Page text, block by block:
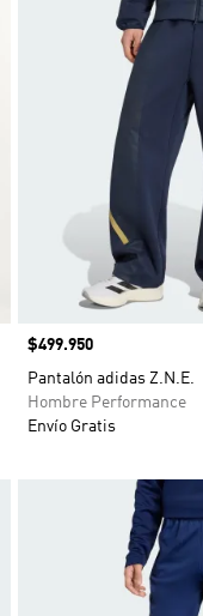
Precio
$499.950
Pantalón adidas Z.N.E.
Hombre Performance
Envío Gratis
Añadir a la lista de deseos